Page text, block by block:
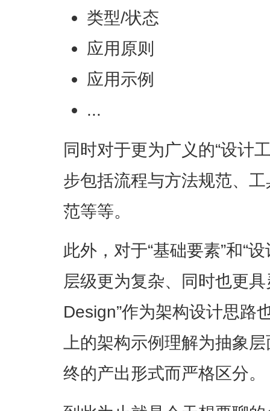
类型/状态
应用原则
应用示例
...
同时对于更为广义的“设计
步包括流程与方法规范、
范等等。
此外，对于“基础要素”和“
层级更为复杂、同时也更
Design”作为架构设计思路
上的架构示例理解为抽象
终的产出形式而严格区分。